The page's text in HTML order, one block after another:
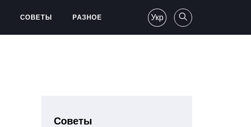
СОВЕТЫ РАЗНОЕ Укр
Советы